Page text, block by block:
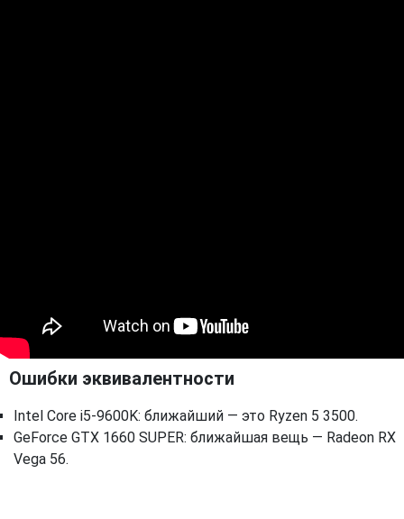
Ошибки эквивалентности
Intel Core i5-9600K: ближайший — это Ryzen 5 3500.
GeForce GTX 1660 SUPER: ближайшая вещь — Radeon RX
Vega 56.